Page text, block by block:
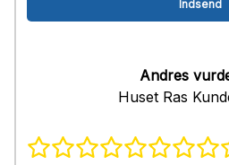
Andres
Huset Ras